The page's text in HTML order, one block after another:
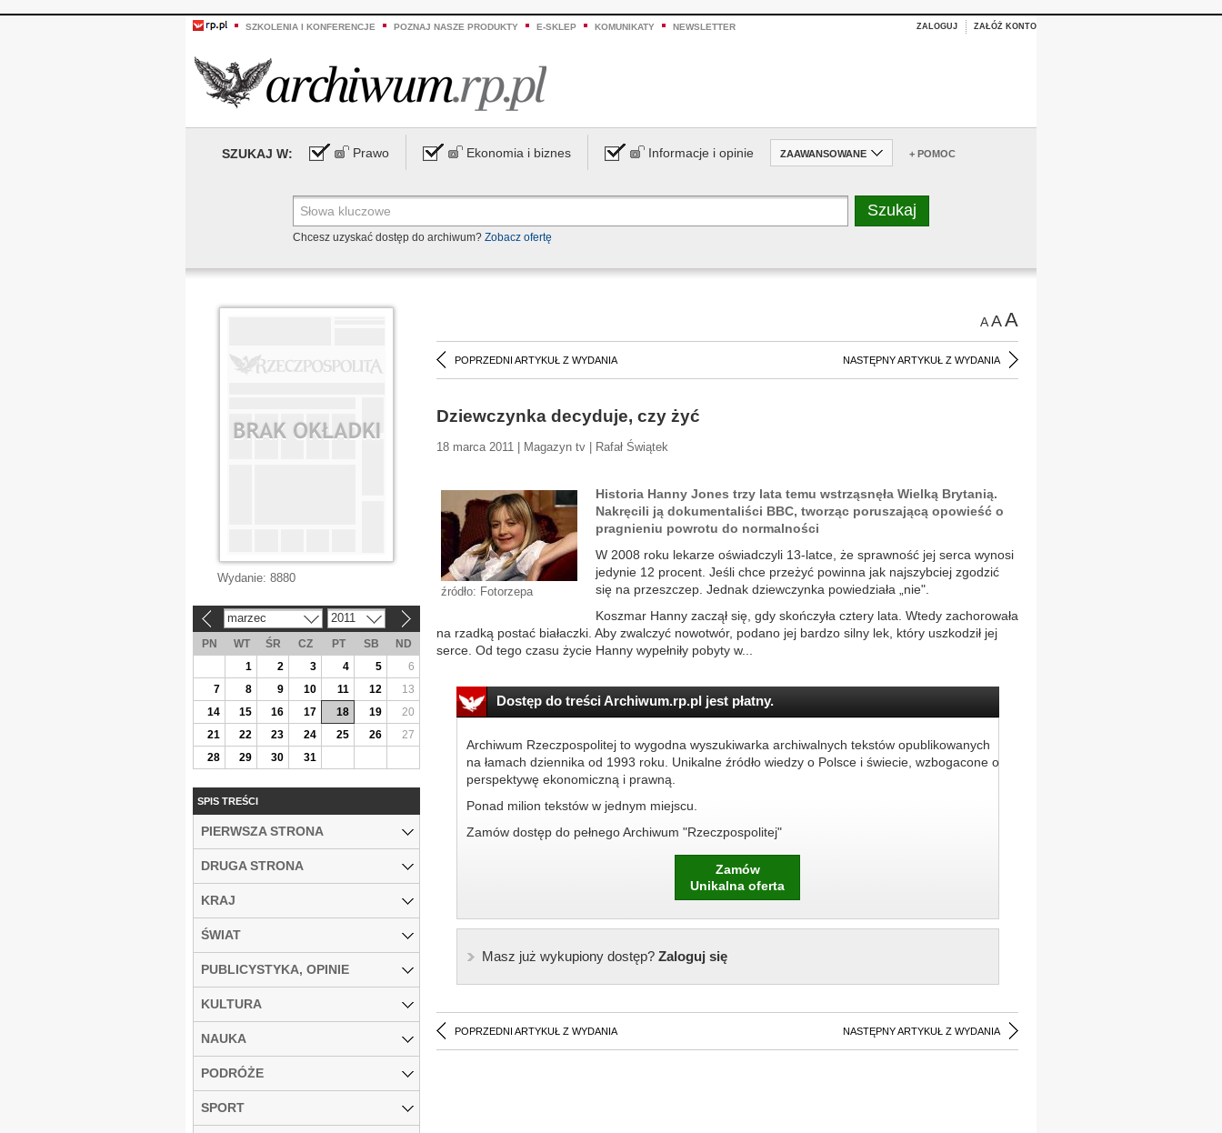
SZKOLENIA I KONFERENCJE POZNAJ NASZE PRODUKTY E-SKLEP KOMUNIKATY NEWSLETTER ZALOGUJ ZAŁÓŻ KONTO
SZUKAJ W: Prawo Ekonomia i biznes Informacje i opinie ZAAWANSOWANE + POMOC
Chcesz uzyskać dostęp do archiwum? Zobacz ofertę
AAA
POPRZEDNI ARTYKUŁ Z WYDANIA NASTĘPNY ARTYKUŁ Z WYDANIA
Dziewczynka decyduje, czy żyć
18 marca 2011 | Magazyn tv | Rafał Świątek
źródło: Fotorzepa
Historia Hanny Jones trzy lata temu wstrząsnęła Wielką Brytanią.
Nakręcili ją dokumentaliści BBC, tworząc poruszającą opowieść o
pragnieniu powrotu do normalności
W 2008 roku lekarze oświadczyli 13-latce, że sprawność jej serca wynosi
jedynie 12 procent. Jeśli chce przeżyć powinna jak najszybciej zgodzić
się na przeszczep. Jednak dziewczynka powiedziała „nie".
Koszmar Hanny zaczął się, gdy skończyła cztery lata. Wtedy zachorowała
na rzadką postać białaczki. Aby zwalczyć nowotwór, podano jej bardzo silny lek, który uszkodził jej
serce. Od tego czasu życie Hanny wypełniły pobyty w...
Dostęp do treści Archiwum.rp.pl jest płatny.
Archiwum Rzeczpospolitej to wygodna wyszukiwarka archiwalnych tekstów opublikowanych
na łamach dziennika od 1993 roku. Unikalne źródło wiedzy o Polsce i świecie, wzbogacone o
perspektywę ekonomiczną i prawną.
Ponad milion tekstów w jednym miejscu.
Zamów dostęp do pełnego Archiwum "Rzeczpospolitej"
Zamów
Unikalna oferta
Masz już wykupiony dostęp?Zaloguj się
POPRZEDNI ARTYKUŁ Z WYDANIA NASTĘPNY ARTYKUŁ Z WYDANIA
Wydanie: 8880
marzec 2011
PN WT ŚR CZ PT SB
ND
1
2 3 4 5
6
7
8 9 10 11 12
13
14
15 16 17 18 19
20
21
22 23 24 25 26
27
28
29 30 31
SPIS TREŚCI
PIERWSZA STRONA
DRUGA STRONA
KRAJ
ŚWIAT
PUBLICYSTYKA, OPINIE
KULTURA
NAUKA
PODRÓŻE
SPORT